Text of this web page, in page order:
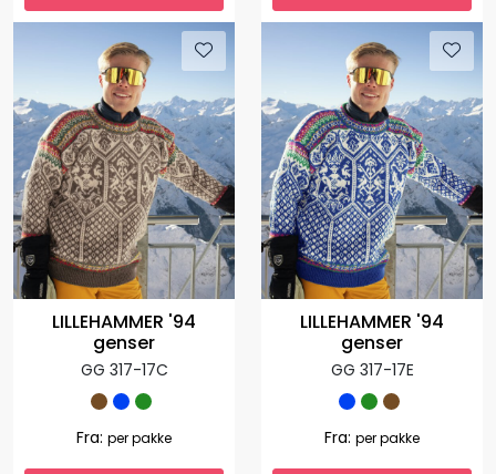
LILLEHAMMER '94
genser
GG 317-17C
Fra: per pakke
LILLEHAMMER '94
genser
GG 317-17E
Fra: per pakke